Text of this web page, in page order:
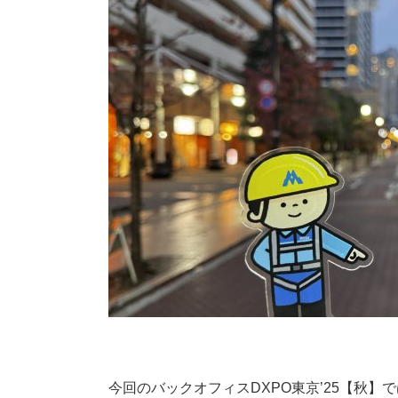
今回のバックオフィスDXPO東京’25【秋】